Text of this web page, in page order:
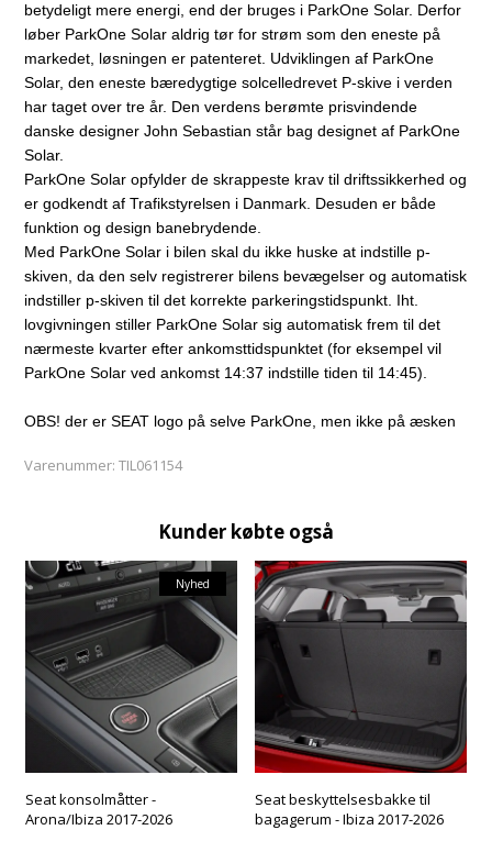
betydeligt mere energi, end der bruges i ParkOne Solar. Derfor
løber ParkOne Solar aldrig tør for strøm som den eneste på
markedet, løsningen er patenteret. Udviklingen af ParkOne
Solar, den eneste bæredygtige solcelledrevet P-skive i verden
har taget over tre år. Den verdens berømte prisvindende
danske designer John Sebastian står bag designet af ParkOne
Solar.
ParkOne Solar opfylder de skrappeste krav til driftssikkerhed og
er godkendt af Trafikstyrelsen i Danmark. Desuden er både
funktion og design banebrydende.
Med ParkOne Solar i bilen skal du ikke huske at indstille p-
skiven, da den selv registrerer bilens bevægelser og automatisk
indstiller p-skiven til det korrekte parkeringstidspunkt. Iht.
lovgivningen stiller ParkOne Solar sig automatisk frem til det
nærmeste kvarter efter ankomsttidspunktet (for eksempel vil
ParkOne Solar ved ankomst 14:37 indstille tiden til 14:45).
OBS! der er SEAT logo på selve ParkOne, men ikke på æsken
Varenummer:TIL061154
Kunder købte også
Nyhed
Seat konsolmåtter -
Arona/Ibiza 2017-2026
Seat beskyttelsesbakke til
bagagerum - Ibiza 2017-2026